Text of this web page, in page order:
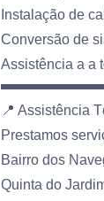
Instalação de
Conversão de
Assistência a a
📍 Assistência
Prestamos
Bairro dos
Quinta do